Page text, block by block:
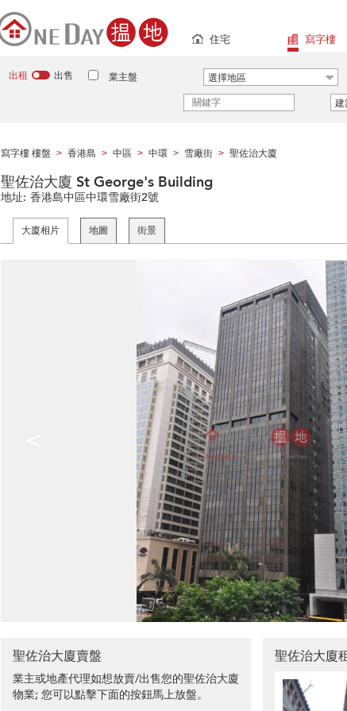
住宅 寫字樓
出租 出售 業主盤 選擇地區
建
寫字樓 樓盤 > 香港島 > 中區 > 中環 > 雪廠街 > 聖佐治大廈
聖佐治大廈 St George's Building
地址: 香港島中區中環雪廠街2號
大廈相片 地圖 街景
聖佐治大廈賣盤
業主或地產代理如想放賣/出售您的聖佐治大廈
物業; 您可以點擊下面的按鈕馬上放盤。
聖佐治大廈